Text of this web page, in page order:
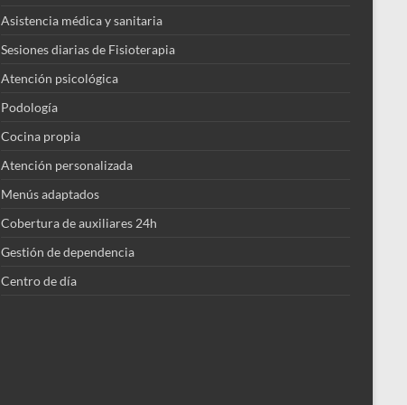
Asistencia médica y sanitaria
Sesiones diarias de Fisioterapia
Atención psicológica
Podología
Cocina propia
Atención personalizada
Menús adaptados
Cobertura de auxiliares 24h
Gestión de dependencia
Centro de día